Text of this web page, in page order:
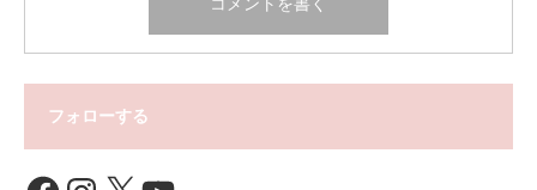
フォローする
FacebookInstagram
X YouTube